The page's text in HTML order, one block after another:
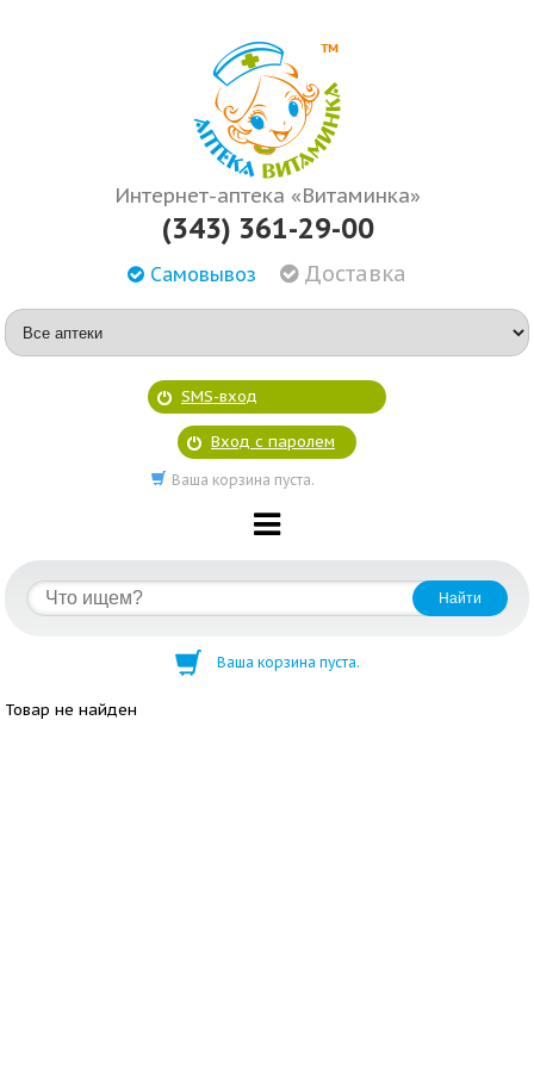
Интернет-аптека «Витаминка»
(343) 361-29-00
Самовывоз Доставка
SMS-вход
Вход с паролем
Ваша корзина пуста.
Ваша корзина пуста.
Товар не найден